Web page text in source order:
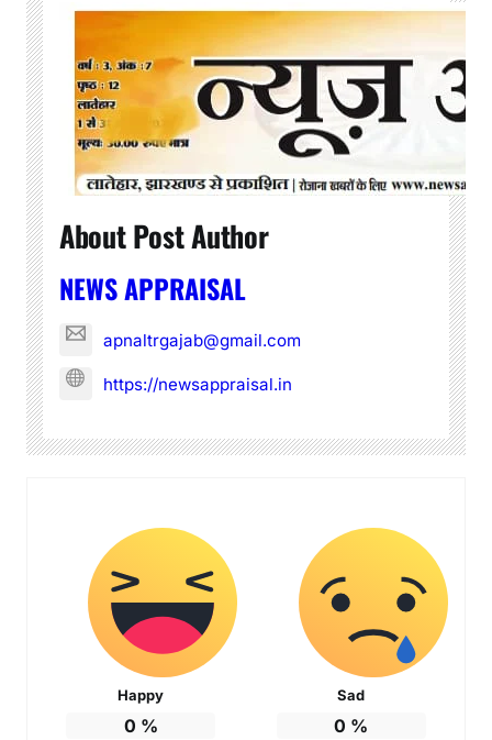
About Post Author
NEWS APPRAISAL
apnaltrgajab@gmail.com
https://newsappraisal.in
Happy
0 %
Sad
0 %